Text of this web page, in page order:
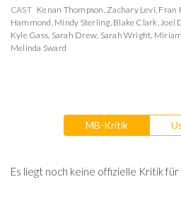
CAST Kenan Thompson,Zachary Levi, Fran
Hammond, Mindy Sterling, Blake Clark,Joel
Kyle Gass, Sarah Drew, Sarah Wright,
Melinda Sward
MB-Kritik
Es liegt noch keine offizielle Kritik für